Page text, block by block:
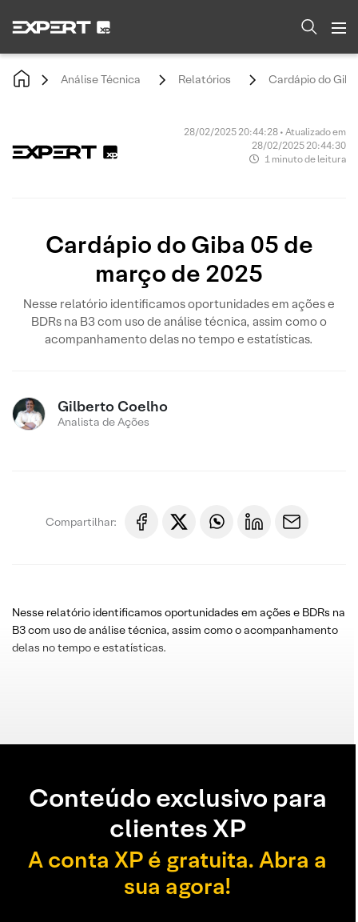
Análise Técnica Relatórios Cardápio do
28/02/2025 20:44:28 • Atualizado em
28/02/2025 20:44:30
1 minuto de leitura
Cardápio do Giba 05 de
março de 2025
Nesse relatório identificamos oportunidades em ações e
BDRs na B3 com uso de análise técnica, assim como o
acompanhamento delas no tempo e estatísticas.
Gilberto Coelho
Analista de Ações
Compartilhar:
Nesse relatório identificamos oportunidades em ações e BDRs na
B3 com uso de análise técnica, assim como o acompanhamento
delas no tempo e estatísticas.
Conteúdo exclusivo para
clientes XP
A conta XP é gratuita. Abra a
sua agora!